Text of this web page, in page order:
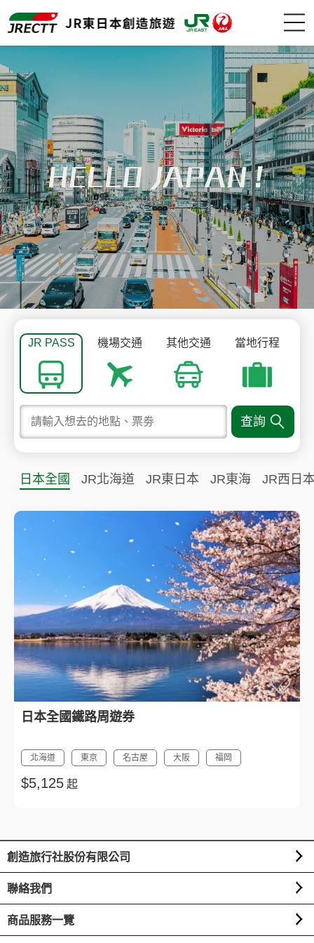
日本自由行-創
JR PASS 機場交通 其他交通 當地行程
查詢
日本全國 JR北海道 JR東日本 JR東海 JR西日
日本全國鐵路周遊券
北海道 東京 名古屋 大阪 福岡
$5,125 起
創造旅行社股份有限公司
聯絡我們
商品服務一覽